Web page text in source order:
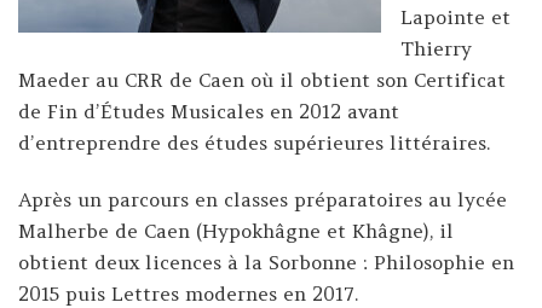
Lapointe et
Thierry
Maeder au CRR de Caen où il obtient son Certificat
de Fin d’Études Musicales en 2012 avant
d’entreprendre des études supérieures littéraires.
Après un parcours en classes préparatoires au lycée
Malherbe de Caen (Hypokhâgne et Khâgne), il
obtient deux licences à la Sorbonne : Philosophie en
2015 puis Lettres modernes en 2017.